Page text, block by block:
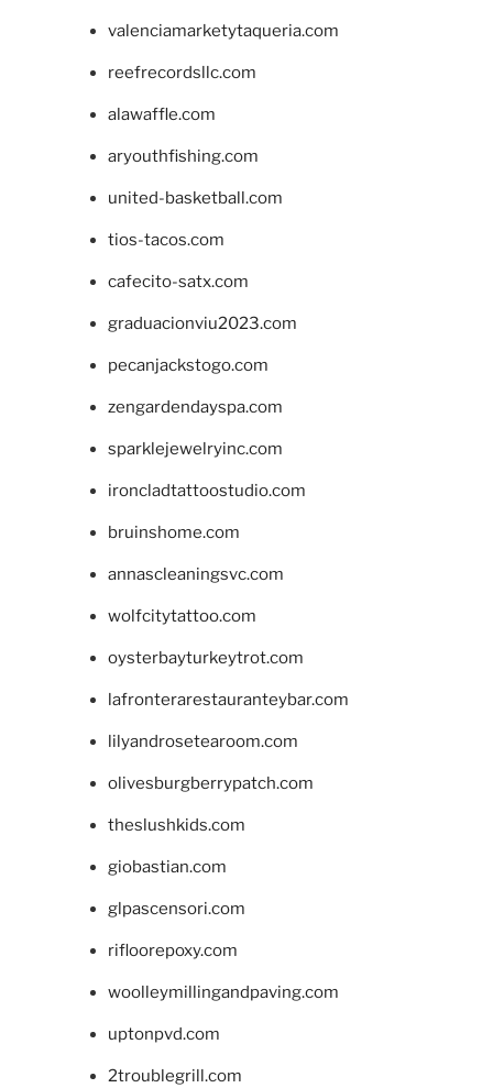
valenciamarketytaqueria.com
reefrecordsllc.com
alawaffle.com
aryouthfishing.com
united-basketball.com
tios-tacos.com
cafecito-satx.com
graduacionviu2023.com
pecanjackstogo.com
zengardendayspa.com
sparklejewelryinc.com
ironcladtattoostudio.com
bruinshome.com
annascleaningsvc.com
wolfcitytattoo.com
oysterbayturkeytrot.com
lafronterarestauranteybar.com
lilyandrosetearoom.com
olivesburgberrypatch.com
theslushkids.com
giobastian.com
glpascensori.com
rifloorepoxy.com
woolleymillingandpaving.com
uptonpvd.com
2troublegrill.com